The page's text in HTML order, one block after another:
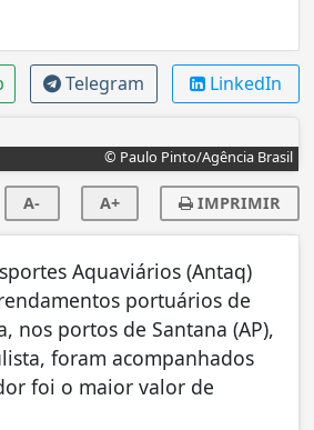
Telegram LinkedIn
© Paulo Pinto/Agência Brasil
A- A+ IMPRIMIR
Aquaviários (Antaq)
portuários de
nos portos de Santana (AP),
foram acompanhados
foi o maior valor de